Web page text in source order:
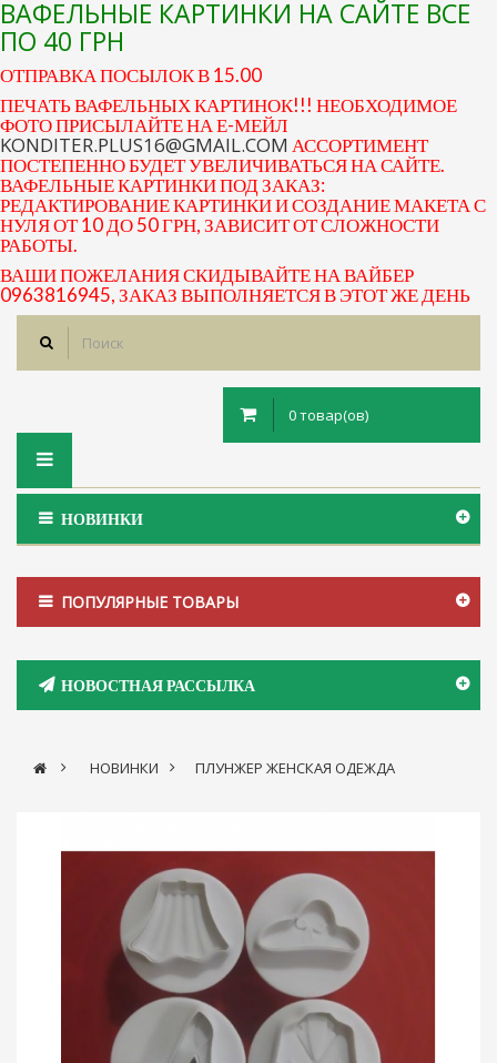
ВАФЕЛЬНЫЕ КАРТИНКИ НА САЙТЕ ВСЕ
ПО 40 ГРН
ОТПРАВКА ПОСЫЛОК В 15.00
ПЕЧАТЬ ВАФЕЛЬНЫХ КАРТИНОК!!! НЕОБХОДИМОЕ
ФОТО ПРИСЫЛАЙТЕ НА Е-МЕЙЛ
KONDITER.PLUS16@GMAIL.COM АССОРТИМЕНТ
ПОСТЕПЕННО БУДЕТ УВЕЛИЧИВАТЬСЯ НА САЙТЕ.
ВАФЕЛЬНЫЕ КАРТИНКИ ПОД ЗАКАЗ:
РЕДАКТИРОВАНИЕ КАРТИНКИ И СОЗДАНИЕ МАКЕТА С
НУЛЯ ОТ 10 ДО 50 ГРН, ЗАВИСИТ ОТ СЛОЖНОСТИ
РАБОТЫ.
ВАШИ ПОЖЕЛАНИЯ СКИДЫВАЙТЕ НА ВАЙБЕР
0963816945, ЗАКАЗ ВЫПОЛНЯЕТСЯ В ЭТОТ ЖЕ ДЕНЬ
0 товар(ов)
Toggle
НОВИНКИ
ПОПУЛЯРНЫЕ ТОВАРЫ
НОВОСТНАЯ РАССЫЛКА
> НОВИНКИ > ПЛУНЖЕР ЖЕНСКАЯ ОДЕЖДА